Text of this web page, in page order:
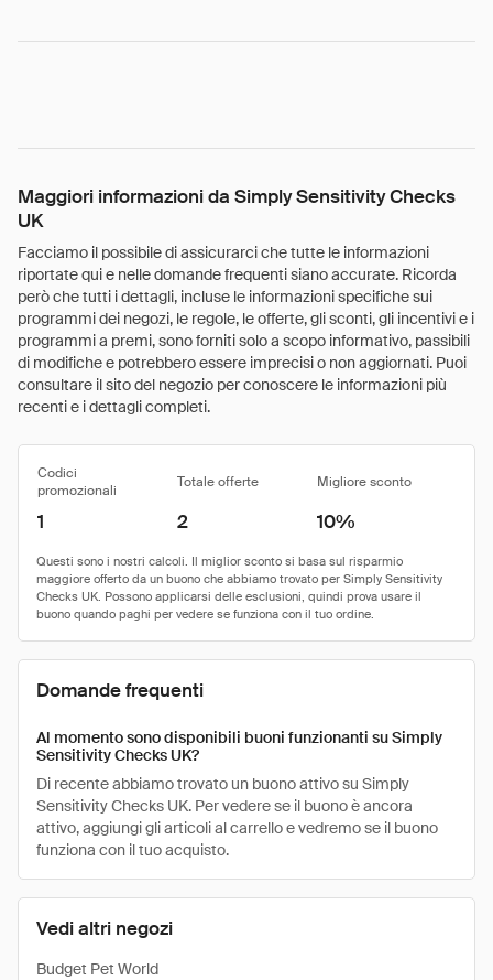
Maggiori informazioni da Simply Sensitivity Checks
UK
Facciamo il possibile di assicurarci che tutte le informazioni
riportate qui e nelle domande frequenti siano accurate. Ricorda
però che tutti i dettagli, incluse le informazioni specifiche sui
programmi dei negozi, le regole, le offerte, gli sconti, gli incentivi e i
programmi a premi, sono forniti solo a scopo informativo, passibili
di modifiche e potrebbero essere imprecisi o non aggiornati. Puoi
consultare il sito del negozio per conoscere le informazioni più
recenti e i dettagli completi.
Vedi altri negozi
Budget Pet World
Codici
promozionali
Totale offerte Migliore sconto
1 2 10%
Domande frequenti
Al momento sono disponibili buoni funzionanti su Simply
Sensitivity Checks UK?
Di recente abbiamo trovato un buono attivo su Simply
Sensitivity Checks UK. Per vedere se il buono è ancora
attivo, aggiungi gli articoli al carrello e vedremo se il buono
funziona con il tuo acquisto.